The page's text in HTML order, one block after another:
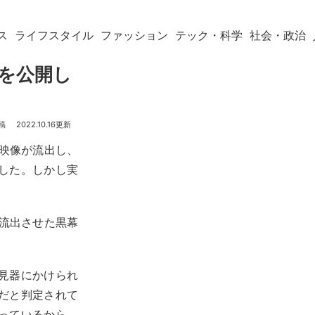
ライフスタイル ファッション テック・科学 社会・政治
公開し
2022.10.16
が流出し、
た。しかし実
出させた黒幕
器にかけられ
と判定されて